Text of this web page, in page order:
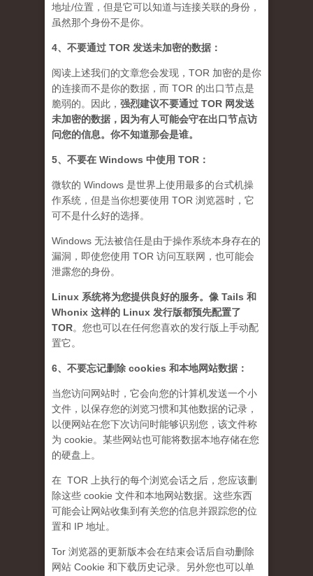
地址/位置，但是它可以知道与连接关联的身份，
虽然那个身份不是你。
4、不要通过 TOR 发送未加密的数据：
阅读上述我们的文章您会发现，TOR 加密的是你
的连接而不是你的数据，而 TOR 的出口节点是
脆弱的。因此， 强烈建议不要通过 TOR 网发送
未加密的数据，因为有人可能会守在出口节点访
问您的信息。你不知道那会是谁。
5、不要在 Windows 中使用 TOR：
微软的 Windows 是世界上使用最多的台式机操
作系统，但是当你想要使用 TOR 浏览器时，它
可不是什么好的选择。
Windows 无法被信任是由于操作系统本身存在的
漏洞，即使您使用 TOR 访问互联网，也可能会
泄露您的身份。
Linux 系统将为您提供良好的服务。像 Tails 和
Whonix 这样的 Linux 发行版都预先配置了
TOR。您也可以在任何您喜欢的发行版上手动配
置它。
6、不要忘记删除 cookies 和本地网站数据：
当您访问网站时，它会向您的计算机发送一个小
文件，以保存您的浏览习惯和其他数据的记录，
以便网站在您下次访问时能够识别您，该文件称
为 cookie。某些网站也可能将数据本地存储在您
的硬盘上。
在 TOR 上执行的每个浏览会话之后，您应该删
除这些 cookie 文件和本地网站数据。这些东西
可能会让网站收集到有关您的信息并跟踪您的位
置和 IP 地址。
Tor 浏览器的更新版本会在结束会话后自动删除
网站 Cookie 和下载历史记录。另外您也可以单